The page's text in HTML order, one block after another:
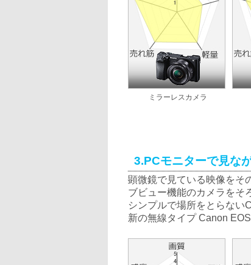
ミラーレスカメラ
3.PCモニターで見な
顕微鏡で見ている映像をそ
ブビュー機能のカメラをそ
シンプルで場所をとらない
新の無線タイプ Canon